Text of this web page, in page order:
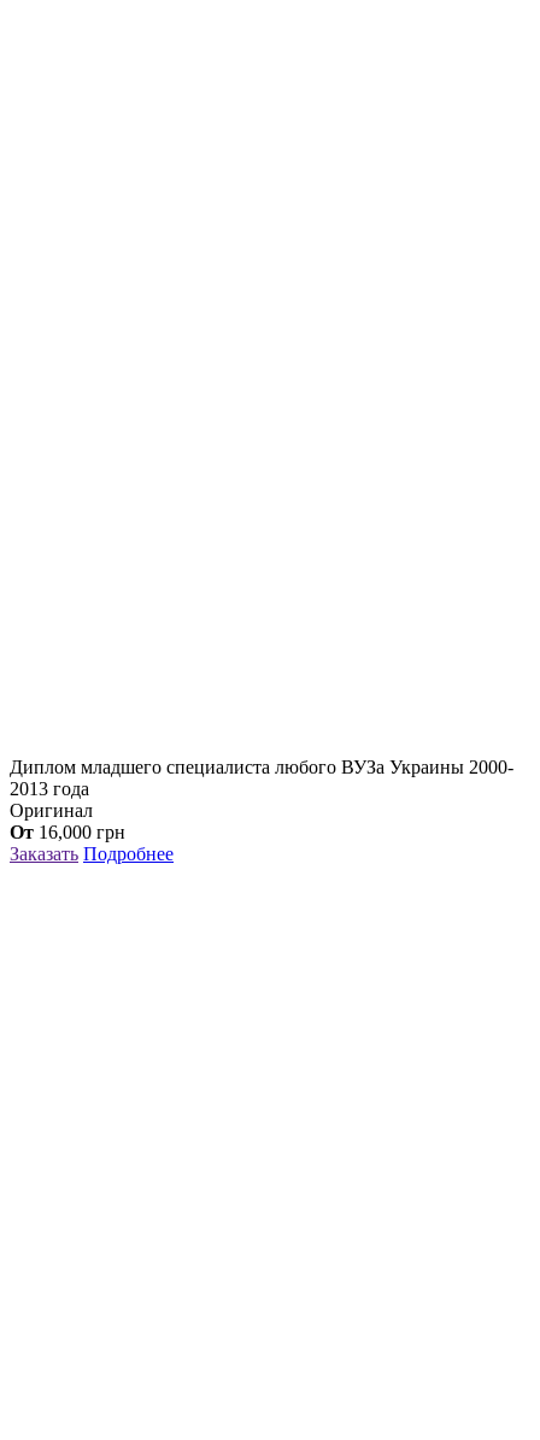
Диплом младшего специалиста любого ВУЗа Украины 2000-
2013 года
Оригинал
От 16,000 грн
Заказать Подробнее